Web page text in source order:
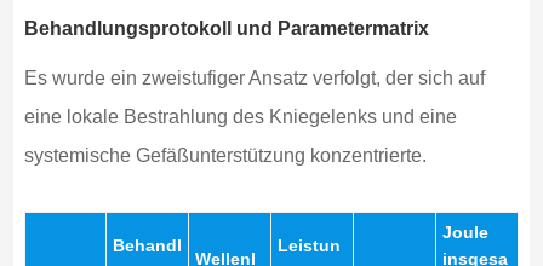
Behandlungsprotokoll und Parametermatrix
Es wurde ein zweistufiger Ansatz verfolgt, der sich auf
eine lokale Bestrahlung des Kniegelenks und eine
systemische Gefäßunterstützung konzentrierte.
Behandl
Wellenl
Leistun
Joule
insgesa